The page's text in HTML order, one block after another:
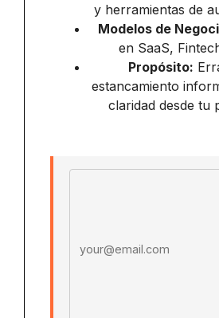
y herramientas de
Modelos de
en SaaS,
Propósito:
estancamiento
claridad desde tu